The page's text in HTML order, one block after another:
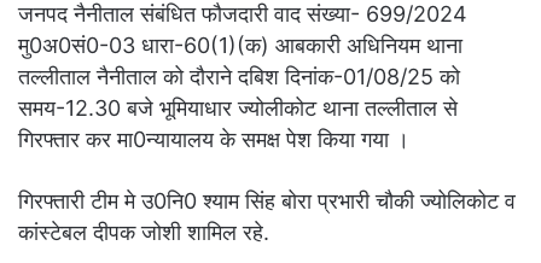
जनपद नैनीताल संबंधित फौजदारी वाद संख्या- 699/2024
मु0अ0सं0-03 धारा-60(1)(क) आबकारी अधिनियम थाना
तल्लीताल नैनीताल को दौराने दबिश दिनांक-01/08/25 को
समय-12.30 बजे भूमियाधार ज्योलीकोट थाना तल्लीताल से
गिरफ्तार कर मा0न्यायालय के समक्ष पेश किया गया ।
गिरफ्तारी टीम मे उ0नि0 श्याम सिंह बोरा प्रभारी चौकी ज्योलिकोट व
कांस्टेबल दीपक जोशी शामिल रहे.